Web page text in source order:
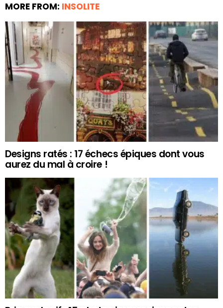
MORE FROM: INSOLITE
Designs ratés : 17 échecs épiques dont vous
aurez du mal à croire !